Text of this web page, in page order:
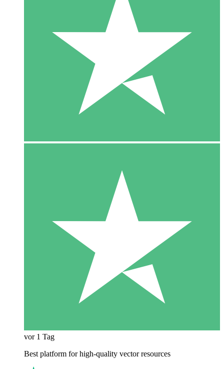
vor 1 Tag
Best platform for high-quality vector resources